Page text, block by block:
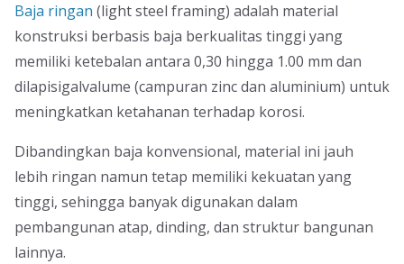
Baja ringan (light steel framing) adalah material
konstruksi berbasis baja berkualitas tinggi yang
memiliki ketebalan antara 0,30 hingga 1.00 mm dan
dilapisigalvalume (campuran zinc dan aluminium) untuk
meningkatkan ketahanan terhadap korosi.
Dibandingkan baja konvensional, material ini jauh
lebih ringan namun tetap memiliki kekuatan yang
tinggi, sehingga banyak digunakan dalam
pembangunan atap, dinding, dan struktur bangunan
lainnya.